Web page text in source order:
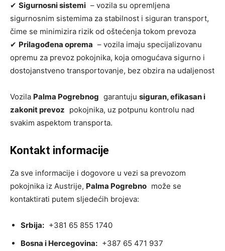
✔ Sigurnosni sistemi – vozila su opremljena
sigurnosnim sistemima za stabilnost i siguran transport,
čime se minimizira rizik od oštećenja tokom prevoza
✔ Prilagođena oprema – vozila imaju specijalizovanu
opremu za prevoz pokojnika, koja omogućava sigurno i
dostojanstveno transportovanje, bez obzira na udaljenost
Vozila Palma Pogrebnog garantuju siguran, efikasan i
zakonit prevoz pokojnika, uz potpunu kontrolu nad
svakim aspektom transporta.
Kontakt informacije
Za sve informacije i dogovore u vezi sa prevozom
pokojnika iz Austrije, Palma Pogrebno može se
kontaktirati putem sljedećih brojeva:
Srbija: +381 65 855 1740
Bosna i Hercegovina: +387 65 471 937